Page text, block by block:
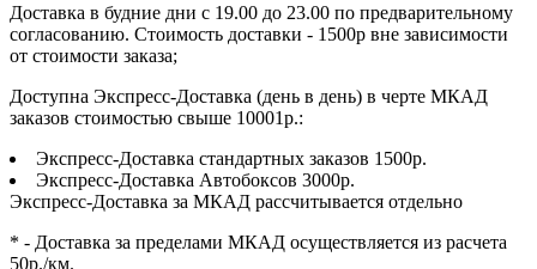
Доставка в будние дни с 19.00 до 23.00 по предварительному
согласованию. Стоимость доставки - 1500р вне зависимости
от стоимости заказа;
Доступна Экспресс-Доставка (день в день) в черте МКАД
заказов стоимостью свыше 10001р.:
Экспресс-Доставка стандартных заказов 1500р.
Экспресс-Доставка Автобоксов 3000р.
Экспресс-Доставка за МКАД рассчитывается отдельно
* - Доставка за пределами МКАД осуществляется из расчета
50р./км.